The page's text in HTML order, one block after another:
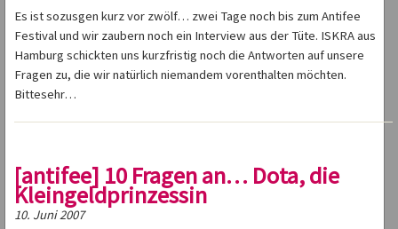
Es ist sozusgen kurz vor zwölf… zwei Tage noch bis zum Antifee
Festival und wir zaubern noch ein Interview aus der Tüte. ISKRA aus
Hamburg schickten uns kurzfristig noch die Antworten auf unsere
Fragen zu, die wir natürlich niemandem vorenthalten möchten.
Bittesehr…
[antifee] 10 Fragen an… Dota, die
Kleingeldprinzessin
10. Juni 2007